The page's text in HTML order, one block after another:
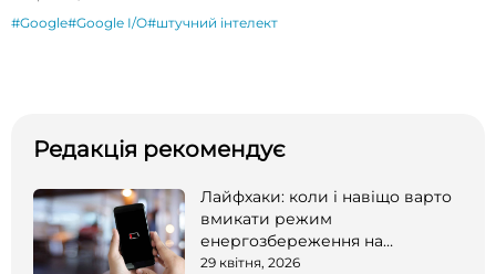
#Google#Google I/O#штучний інтелект
Редакція рекомендує
Лайфхаки: коли і навіщо варто
вмикати режим
енергозбереження на
смартфоні
29 квітня, 2026